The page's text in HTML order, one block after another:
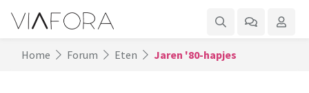
Home Forum Eten Jaren '80-hapjes